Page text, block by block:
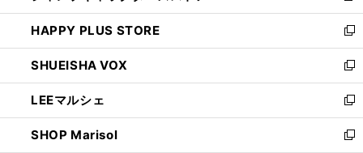
ン
ド
ウ
で
開
く
ウ
ィ
ン
ド
ウ
で
開
く
し
い
ウ
ィ
ン
ド
ウ
で
HAPPY PLUS STORE
新
し
い
ウ
ィ
ン
ド
SHUEISHA VOX
新
し
い
ウ
ィ
LEEマルシェ
新
し
い
SHOP Marisol
新